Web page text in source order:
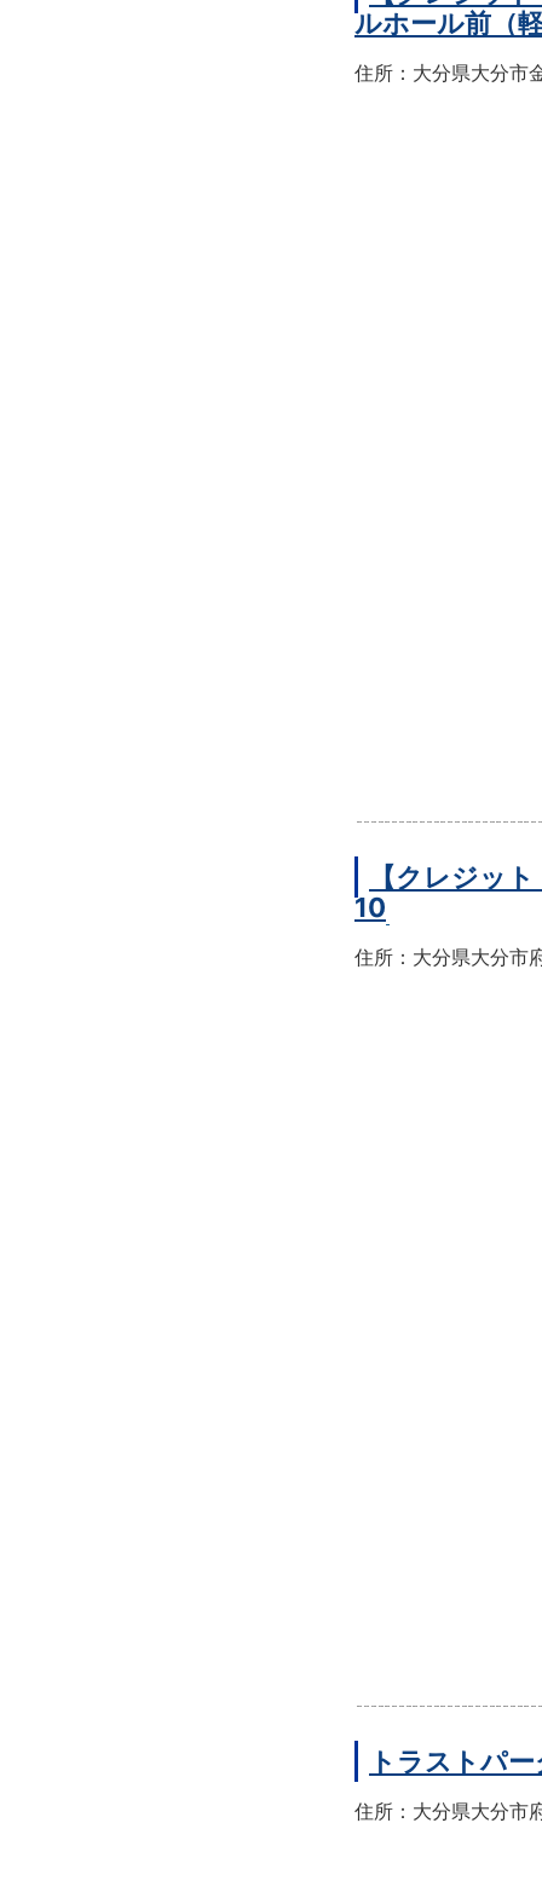
ルホール前（
住所：大分県大分市
【クレジッ
10
住所：大分県大分市
トラストパ
住所：大分県大分市